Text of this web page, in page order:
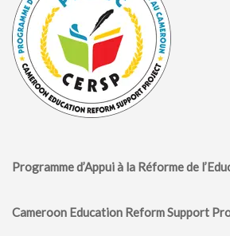
Programme d’Appui à la Réforme de
Cameroon Education Reform Support